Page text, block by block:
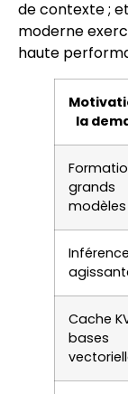
de contexte ;
moderne
haute
la
grands
modèles
Inférence
Cache
bases